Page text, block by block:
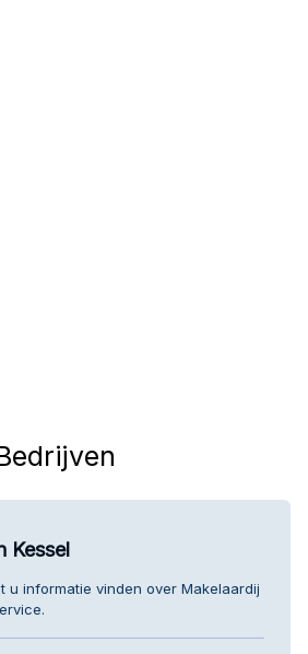
Kessel
u informatie vinden over Makelaardij